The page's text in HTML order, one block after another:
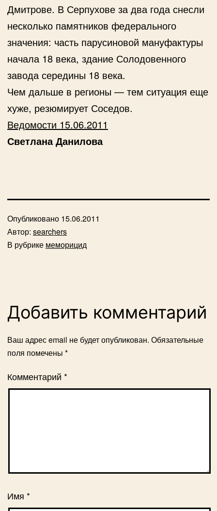
Дмитрове. В Серпухове за два года снесли
несколько памятников федерального
значения: часть парусиновой мануфактуры
начала 18 века, здание Солодовенного
завода середины 18 века.
Чем дальше в регионы — тем ситуация еще
хуже, резюмирует Соседов.
Ведомости 15.06.2011
Светлана Данилова
Опубликовано 15.06.2011
Автор: searchers
В рубрике меморицид
Добавить комментарий
Ваш адрес email не будет опубликован. Обязательные
поля помечены *
Комментарий *
Имя *